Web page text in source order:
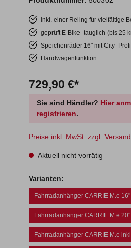
inkl. einer Reling für vielfältige
geprüft E-Bike- tauglich (bis 25
Speichenräder 16" mit City- Profil
Handwagenfunktion
729,90 €*
Sie sind Händler? Hier
registrieren.
Preise inkl. MwSt. zzgl.
Aktuell nicht vorrätig
Varianten:
Fahrradanhänger CARRIE M.e
Fahrradanhänger CARRIE M.e
Fahrradanhänger CARRIE M.e